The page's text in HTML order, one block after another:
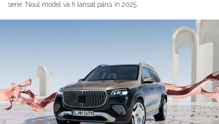
serie. Noul model va fi lansat până în 2025.